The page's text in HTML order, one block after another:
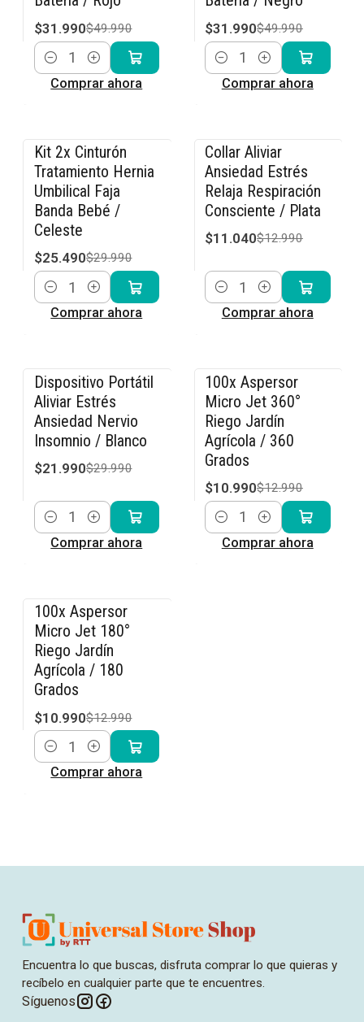
$31.990$49.990
Cantidad
Comprar ahora
$31.990$49.990
Cantidad
Comprar ahora
-15% OFF
Kit 2x Cinturón
Tratamiento Hernia
Umbilical Faja
Banda Bebé /
Celeste
$25.490$29.990
Cantidad
Comprar ahora
-15% OFF
Collar Aliviar
Ansiedad Estrés
Relaja Respiración
Consciente / Plata
$11.040$12.990
Cantidad
Comprar ahora
-27% OFF
Dispositivo Portátil
Aliviar Estrés
Ansiedad Nervio
Insomnio / Blanco
$21.990$29.990
Cantidad
Comprar ahora
-15% OFF
100x Aspersor
Micro Jet 360°
Riego Jardín
Agrícola / 360
Grados
$10.990$12.990
Cantidad
Comprar ahora
-15% OFF
100x Aspersor
Micro Jet 180°
Riego Jardín
Agrícola / 180
Grados
$10.990$12.990
Cantidad
Comprar ahora
Encuentra lo que buscas, disfruta comprar lo que quieras y
recíbelo en cualquier parte que te encuentres.
Síguenos